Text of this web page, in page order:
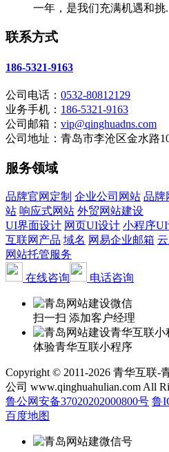
一年，是我们充满机遇和挑
联系方式
186-5321-9163
公司电话： 0532-80812129
业务手机： 186-5321-9163
公司邮箱： vip@qinghuadns.com
公司地址：青岛市李沧区金水路
服务领域
品牌官网定制 企业公司网站 品牌
站 响应式网站 外贸网站建设
UI界面设计 网页UI设计 小程序
互联网产品 域名 网易企业邮箱
网站托管服务
在线咨询
电话咨询
扫一扫 添加客户经理
体验青华互联小程序
Copyright © 2011-2026 青华互联-
公司 www.qinghuahulian.com All
鲁公网安备37020202000800号 鲁
百度地图